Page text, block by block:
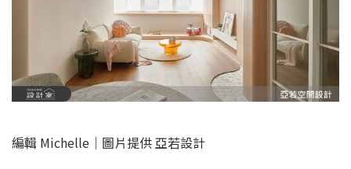
編輯 Michelle｜圖片提供 亞若設計